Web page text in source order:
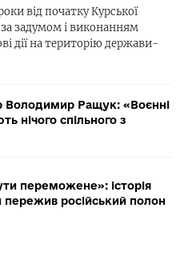
від початку Курської
задумом і виконанням
дії на територію держави-
Володимир Ращук: «Воєнні
нічого спільного з
переможене»: історія
пережив російський полон